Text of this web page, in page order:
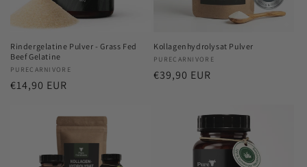
Rindergelatine Pulver - Grass Fed
Beef Gelatine
Anbieter:
PURECARNIVORE
Normaler
€14,90 EUR
Kollagenhydrolysat Pulver
Anbieter:
PURECARNIVORE
Normaler
€39,90 EUR